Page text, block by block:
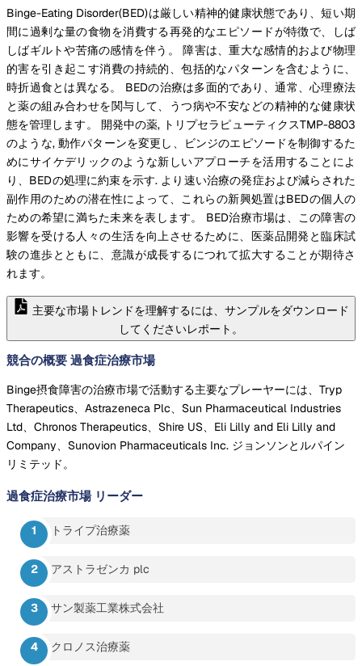
Binge-Eating Disorder(BED)は厳しい精神的健康状態であり、短い期
間に過剰な量の食物を消費する再発的なエピソードが特徴で、しば
しばギルトや苦痛の感情を伴う。 障害は、重大な感情的および物理
的害を引き起こす消費の持続的、包括的なパターンを含むように、
時折過食とは異なる。 BEDの治療は多面的であり、通常、心理療法
と薬の組み合わせを関与して、うつ病や不安などの精神的な健康状
態を管理します。 開発中の薬, トリプセラピューティクスTMP-8803
のような, 動作パターンを変更し、ビンジのエピソードを制御するた
めにサイケデリックのような新しいアプローチを活用することによ
り、BEDの処理に約束を示す. より速い治療の発症および減らされた
副作用のための潜在性によって、これらの新興処置はBEDの個人の
ための希望に満ちた未来を表します。 BED治療市場は、この障害の
影響を受ける人々の生活を向上させるために、医薬品開発と臨床試
験の進歩とともに、意識が成長するにつれて拡大することが期待さ
れます。
主要な市場トレンドを理解するには、サンプルをダウンロード
してくださいレポート。
競合の概要 過食症治療市場
Binge摂食障害の治療市場で活動する主要なプレーヤーには、Tryp
Therapeutics、Astrazeneca Plc、Sun Pharmaceutical Industries
Ltd、Chronos Therapeutics、Shire US、Eli Lilly and Eli Lilly and
Company、Sunovion Pharmaceuticals Inc. ジョンソンとルパイン
リミテッド。
過食症治療市場 リーダー
トライプ治療薬
アストラゼンカ plc
サン製薬工業株式会社
クロノス治療薬